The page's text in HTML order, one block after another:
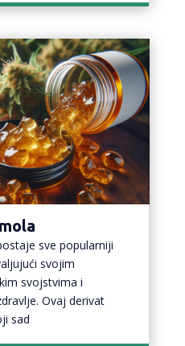
sve popularniji
svojim
svojstvima i
Ovaj derivat
sad